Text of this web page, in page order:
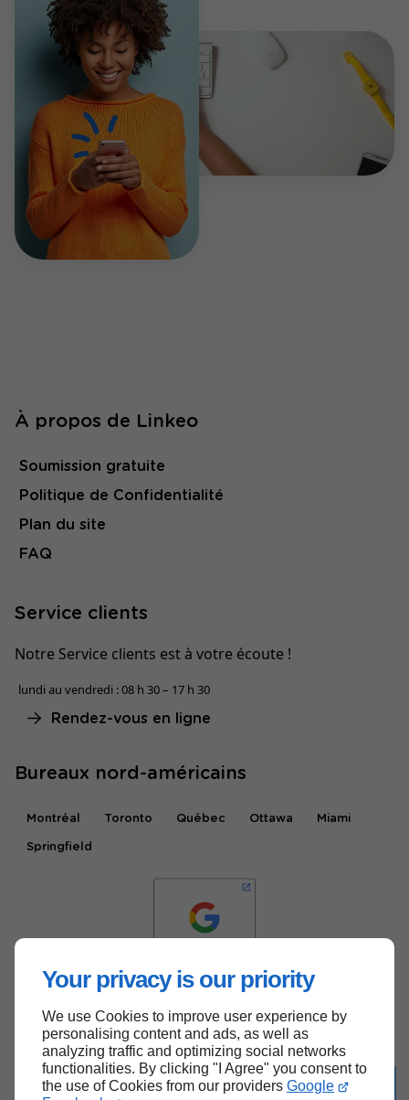
Your privacy is our priority
We use Cookies to improve user experience by
personalising content and ads, as well as
analyzing traffic and optimizing social networks
functionalities. By clicking "I Agree" you consent to
the use of Cookies from our providers Google
À propos de Linkeo
Soumission gratuite
Politique de Confidentialité
Plan du site
FAQ
Service clients
Notre Service clients est à votre écoute !
lundi au vendredi : 08 h 30 – 17 h 30
Rendez-vous en ligne
Bureaux nord-américains
Montréal Toronto Québec Ottawa Miami
Springfield
Haut de page